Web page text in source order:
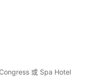
或 Spa Hotel